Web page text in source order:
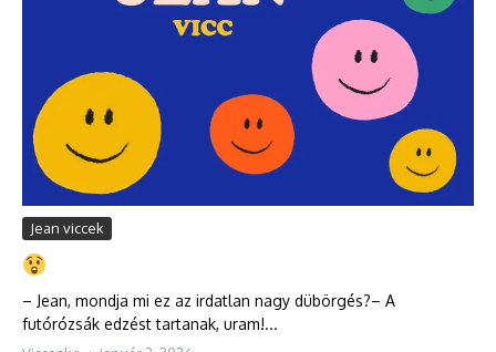
Jean viccek
– Jean, mondja mi ez az irdatlan nagy dübörgés?– A
futórózsák edzést tartanak, uram!...